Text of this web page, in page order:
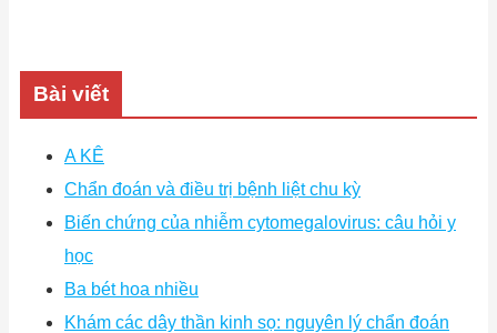
Bài viết
A KÊ
Chẩn đoán và điều trị bệnh liệt chu kỳ
Biến chứng của nhiễm cytomegalovirus: câu hỏi y
học
Ba bét hoa nhiều
Khám các dây thần kinh sọ: nguyên lý chẩn đoán